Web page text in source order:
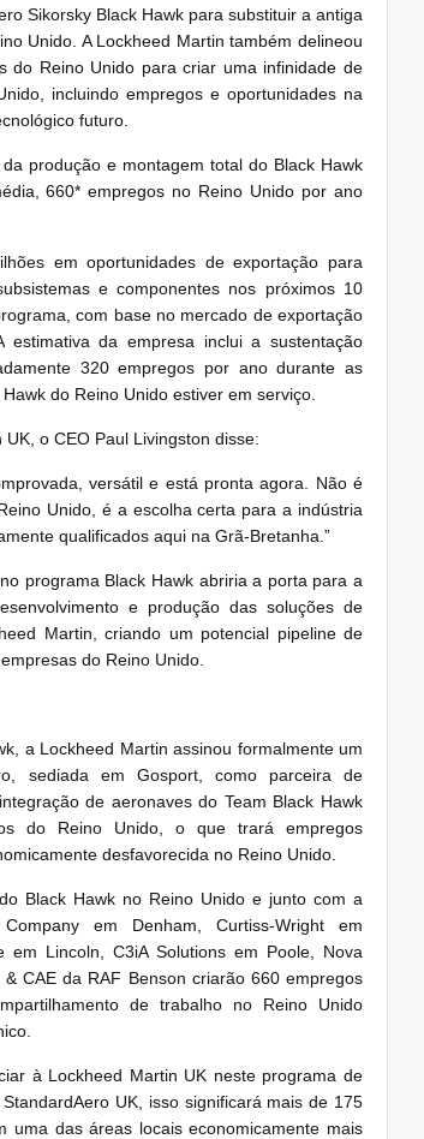
Sikorsky Black Hawk para substituir a antiga
Unido. A Lockheed Martin também delineou
do Reino Unido para criar uma infinidade de
incluindo empregos e oportunidades na
futuro.
produção e montagem total do Black Hawk
660* empregos no Reino Unido por ano
em oportunidades de exportação para
e componentes nos próximos 10
com base no mercado de exportação
da empresa inclui a sustentação
320 empregos por ano durante as
do Reino Unido estiver em serviço.
o CEO Paul Livingston disse:
versátil e está pronta agora. Não é
Unido, é a escolha certa para a indústria
qualificados aqui na Grã-Bretanha.”
programa Black Hawk abriria a porta para a
e produção das soluções de
Martin, criando um potencial pipeline de
do Reino Unido.
a Lockheed Martin assinou formalmente um
sediada em Gosport, como parceira de
de aeronaves do Team Black Hawk
do Reino Unido, o que trará empregos
desfavorecida no Reino Unido.
Black Hawk no Reino Unido e junto com a
em Denham, Curtiss-Wright em
em Lincoln, C3iA Solutions em Poole, Nova
CAE da RAF Benson criarão 660 empregos
de trabalho no Reino Unido
à Lockheed Martin UK neste programa de
UK, isso significará mais de 175
uma das áreas locais economicamente mais